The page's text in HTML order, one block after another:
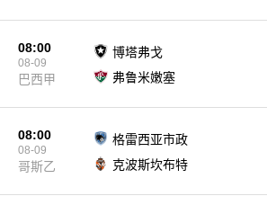
08:00
08-09
巴西甲
博塔弗戈
弗鲁米嫩塞
08:00
08-09
哥斯乙
格雷西亚市政
克波斯坎布特